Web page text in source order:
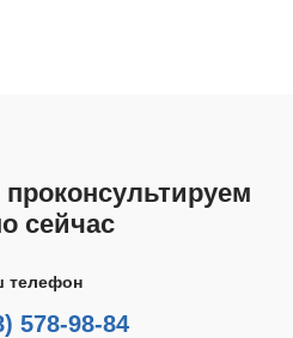
сейчас
телефон
578-98-84